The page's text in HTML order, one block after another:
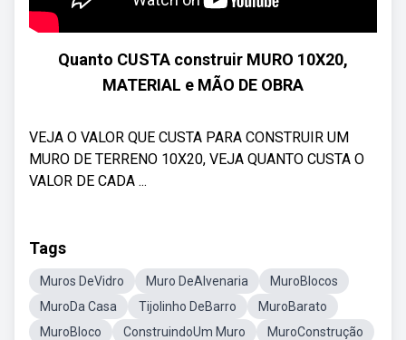
Quanto CUSTA construir MURO 10X20,
MATERIAL e MÃO DE OBRA
VEJA O VALOR QUE CUSTA PARA CONSTRUIR UM
MURO DE TERRENO 10X20, VEJA QUANTO CUSTA O
VALOR DE CADA ...
Tags
Muros DeVidro Muro DeAlvenaria
MuroBlocos
MuroDa Casa
Tijolinho DeBarro
MuroBarato
MuroBloco
ConstruindoUm Muro
MuroConstrução